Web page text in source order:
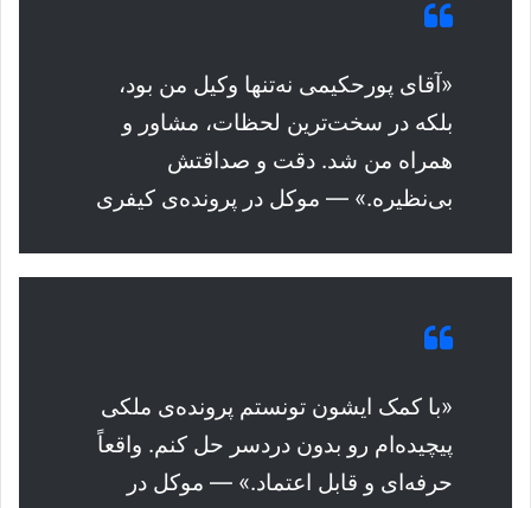
«آقای پورحکیمی نه‌تنها وکیل من بود،
بلکه در سخت‌ترین لحظات، مشاور و
همراه من شد. دقت و صداقتش
بی‌نظیره.» — موکل در پرونده‌ی کیفری
«با کمک ایشون تونستم پرونده‌ی ملکی
پیچیده‌ام رو بدون دردسر حل کنم. واقعاً
حرفه‌ای و قابل اعتماد.» — موکل در